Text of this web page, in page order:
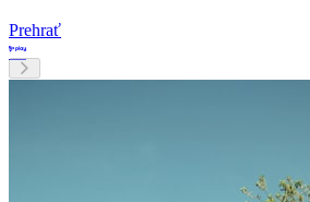
Prehrať